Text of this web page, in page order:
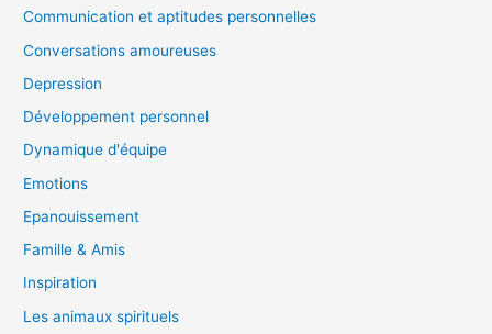
Communication et aptitudes personnelles
Conversations amoureuses
Depression
Développement personnel
Dynamique d'équipe
Emotions
Epanouissement
Famille & Amis
Inspiration
Les animaux spirituels